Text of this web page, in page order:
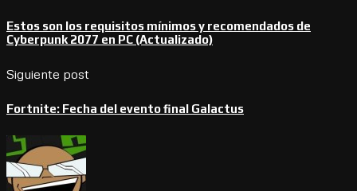
Estos son los requisitos mínimos y recomendados de
Cyberpunk 2077 en PC (Actualizado)
Siguiente post
Fortnite: Fecha del evento final Galactus